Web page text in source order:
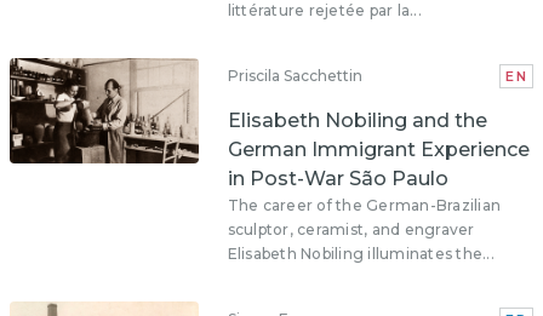
littérature rejetée par la...
Priscila Sacchettin EN
Elisabeth Nobiling and the
German Immigrant Experience
in Post-War São Paulo
The career of the German-Brazilian
sculptor, ceramist, and engraver
Elisabeth Nobiling illuminates the...